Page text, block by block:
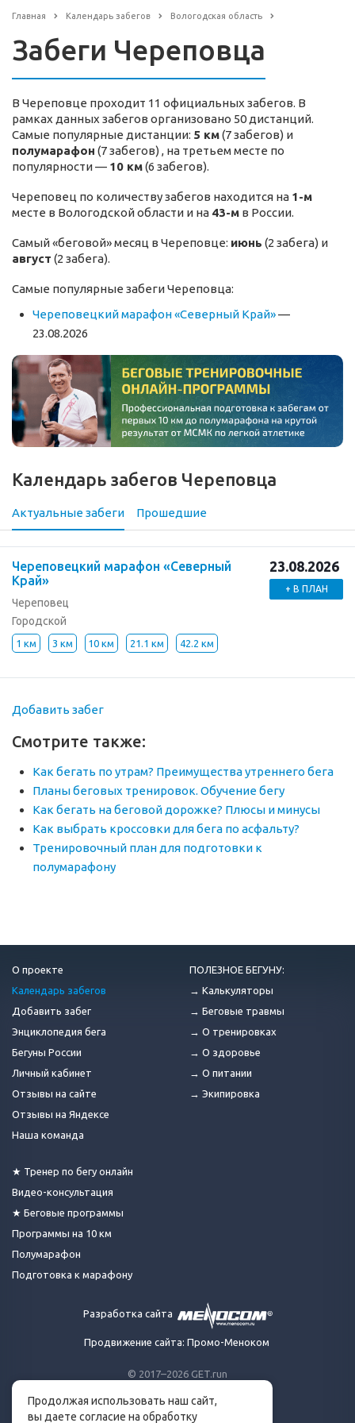
Главная Календарь забегов Вологодская область
Забеги Череповца
В Череповце проходит 11 официальных забегов. В
рамках данных забегов организовано 50 дистанций.
Самые популярные дистанции: 5 км(7 забегов) и
полумарафон (7 забегов) , на третьем месте по
популярности — 10 км(6 забегов).
Череповец по количеству забегов находится на 1-м
месте в Вологодской области и на 43-м в России.
Самый «беговой» месяц в Череповце: июнь (2 забега) и
август (2 забега).
Самые популярные забеги Череповца:
Череповецкий марафон «Северный Край»—
23.08.2026
Календарь забегов Череповца
Актуальные забеги Прошедшие
Череповецкий марафон «Северный
Край»
Череповец
Городской
1 км 3 км 10 км 21.1 км 42.2 км
23.08.2026
+ В ПЛАН
Добавить забег
Смотрите также:
Как бегать по утрам? Преимущества утреннего бега
Планы беговых тренировок. Обучение бегу
Как бегать на беговой дорожке? Плюсы и минусы
Как выбрать кроссовки для бега по асфальту?
Тренировочный план для подготовки к
полумарафону
© 2017–2026 GET.run
Сделано с ❤ бегунами
для бегунов
О проекте
Календарь забегов
Добавить забег
Энциклопедия бега
Бегуны России
Личный кабинет
Отзывы на сайте
Отзывы на Яндексе
Наша команда
★ Тренер по бегу онлайн
Видео-консультация
★ Беговые программы
Программы на 10 км
Полумарафон
Подготовка к марафону
ПОЛЕЗНОЕ БЕГУНУ:
→ Калькуляторы
→ Беговые травмы
→ О тренировках
→ О здоровье
→ О питании
→ Экипировка
Разработка сайта
Продвижение сайта: Промо-Меноком
Продолжая использовать наш сайт,
вы даете согласие на обработку